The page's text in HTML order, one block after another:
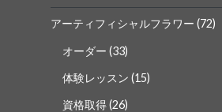
アーティフィシャルフラワー (72)
オーダー (33)
体験レッスン (15)
資格取得(26)